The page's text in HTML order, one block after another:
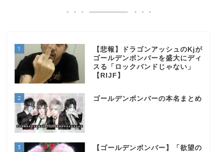
1
【悲報】ドラゴンアッシュのKjが
ゴールデンボンバーを盛大にディ
スる「ロックバンドじゃない」
【RIJF】
2 ゴールデンボンバーの本名まとめ
3
【ゴールデンボンバー】「欲望の